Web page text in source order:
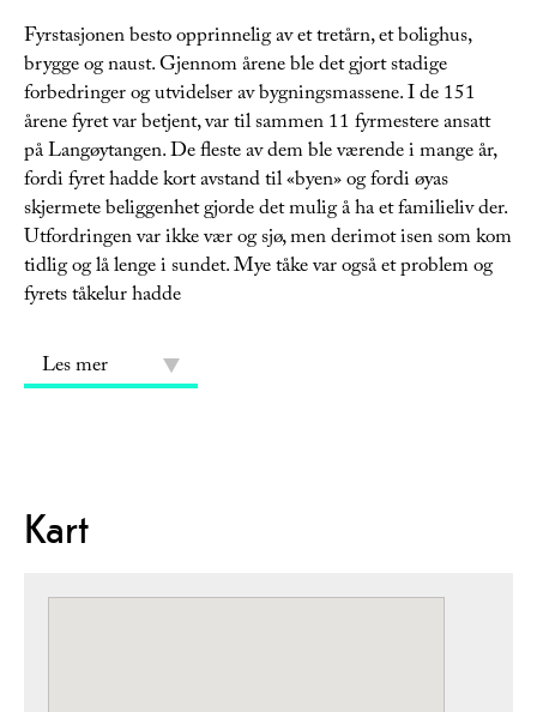
Fyrstasjonen besto opprinnelig av et tretårn, et bolighus,
brygge og naust. Gjennom årene ble det gjort stadige
forbedringer og utvidelser av bygningsmassene. I de 151
årene fyret var betjent, var til sammen 11 fyrmestere ansatt
på Langøytangen. De fleste av dem ble værende i mange år,
fordi fyret hadde kort avstand til «byen» og fordi øyas
skjermete beliggenhet gjorde det mulig å ha et familieliv der.
Utfordringen var ikke vær og sjø, men derimot isen som kom
tidlig og lå lenge i sundet. Mye tåke var også et problem og
fyrets tåkelur hadde
Les mer
Kart